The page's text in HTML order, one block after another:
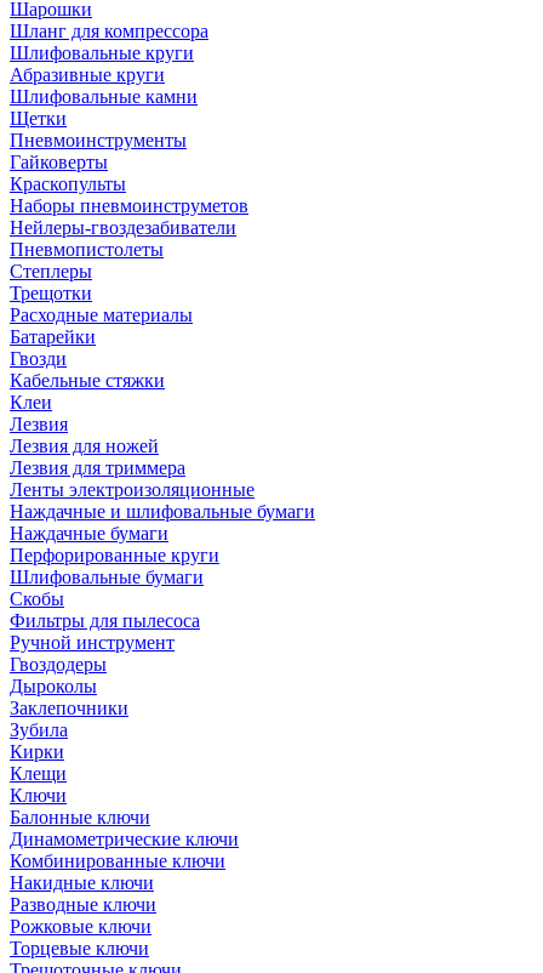
Шарошки
Шланг для компрессора
Шлифовальные круги
Абразивные круги
Шлифовальные камни
Щетки
Пневмоинструменты
Гайковерты
Краскопульты
Наборы пневмоинструметов
Нейлеры-гвоздезабиватели
Пневмопистолеты
Степлеры
Трещотки
Расходные материалы
Батарейки
Гвозди
Кабельные стяжки
Клеи
Лезвия
Лезвия для ножей
Лезвия для триммера
Ленты электроизоляционные
Наждачные и шлифовальные бумаги
Наждачные бумаги
Перфорированные круги
Шлифовальные бумаги
Скобы
Фильтры для пылесоса
Ручной инструмент
Гвоздодеры
Дыроколы
Заклепочники
Зубила
Кирки
Клещи
Ключи
Балонные ключи
Динамометрические ключи
Комбинированные ключи
Накидные ключи
Разводные ключи
Рожковые ключи
Торцевые ключи